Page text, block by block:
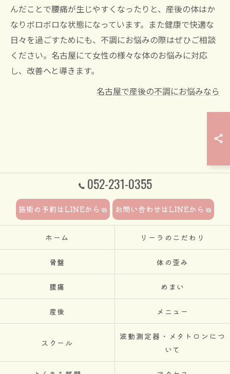
んだことで腰痛が生じやすくなったりと、産後の体はか
なりボロボロな状態になっています。また健康で快適な
日々を過ごすためにも、不調にお悩みの際はぜひご相談
ください。名古屋にて女性の様々な体のお悩みに対応
し、改善へと導きます。
名古屋で産後の不調にお悩みなら
052-231-0355
施術の予約はLINEから お問い合わせはLINEから
ホーム リーラのこだわり
骨盤 体の歪み
腰痛 めまい
産後 メニュー
スクール
波動測定器・メタトロンにつ
いて